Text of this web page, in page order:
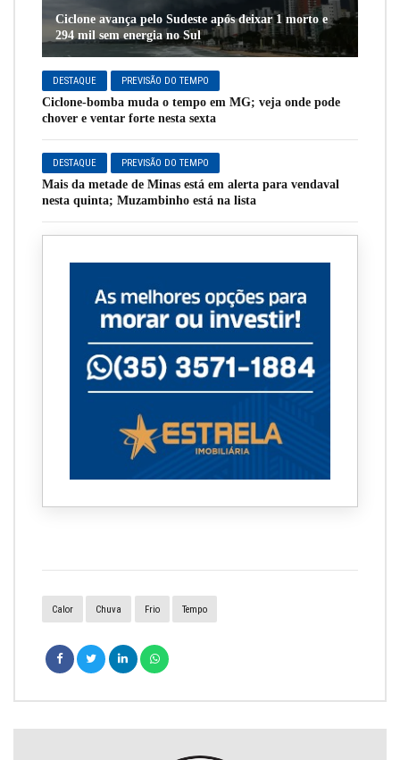
Ciclone avança pelo Sudeste após deixar 1 morto e
294 mil sem energia no Sul
DESTAQUE PREVISÃO DO TEMPO
Ciclone-bomba muda o tempo em MG; veja onde pode
chover e ventar forte nesta sexta
DESTAQUE PREVISÃO DO TEMPO
Mais da metade de Minas está em alerta para vendaval
nesta quinta; Muzambinho está na lista
Calor Chuva Frio Tempo